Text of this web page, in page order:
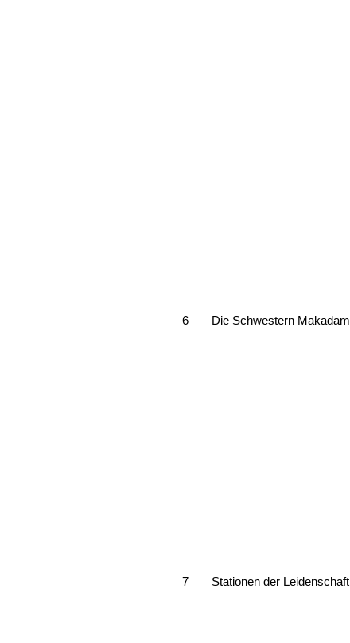
6 Die Schwestern Makadam
7 Stationen der Leidenschaft